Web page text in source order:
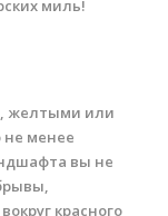
миль!
желтыми или
менее
вы не
красного